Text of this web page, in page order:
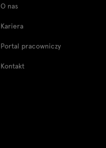
O nas
Kariera
Portal pracowniczy
Kontakt